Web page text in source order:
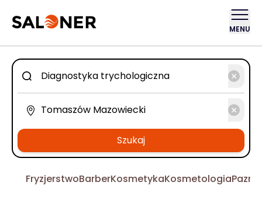
MENU
Szukaj
FryzjerstwoBarberKosmetykaKosmetologia